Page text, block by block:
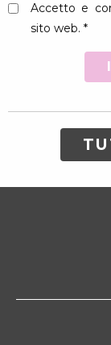
Accetto e
sito web. *